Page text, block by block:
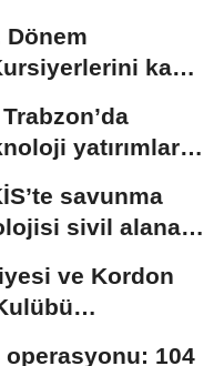
Dönem
kabul
yatırımlarını
savunma
sivil alana
ve Kordon
operasyonu: 104